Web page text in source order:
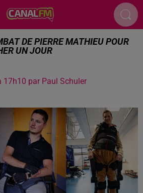
DE PIERRE MATHIEU POUR
UN JOUR
17h10 par Paul Schuler